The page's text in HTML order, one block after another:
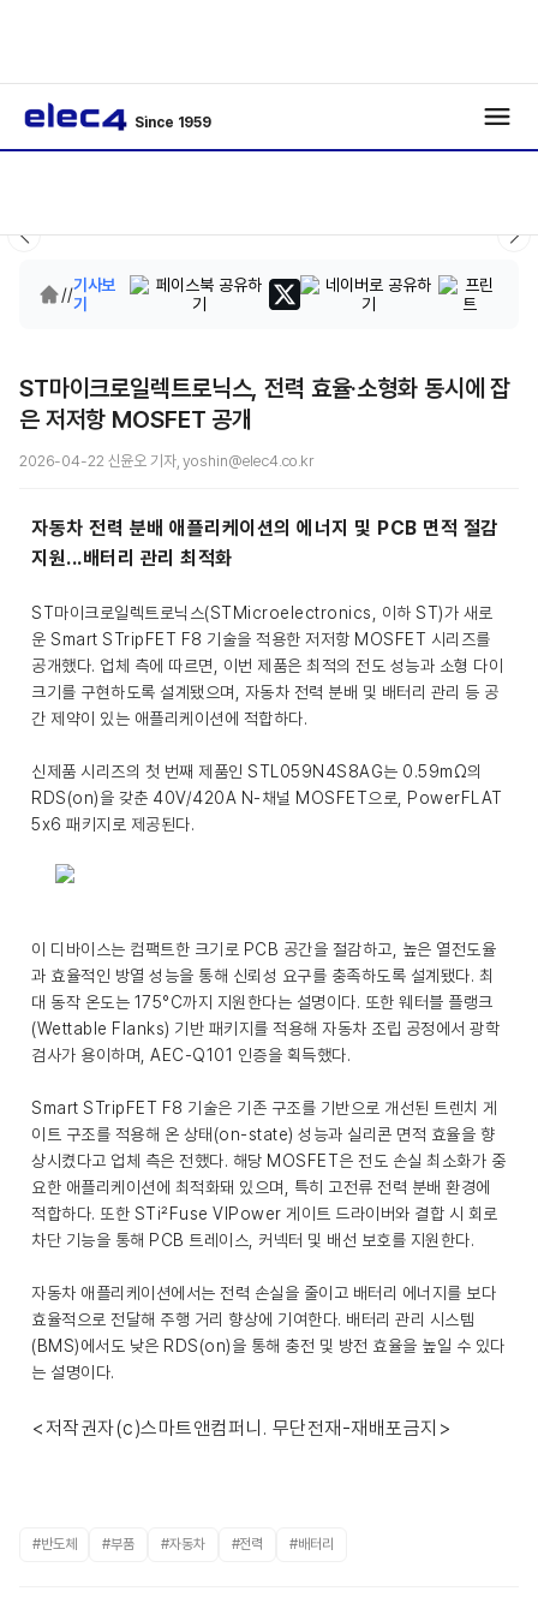
Since 1959
//기사보
기
ST마이크로일렉트로닉스, 전력 효율·소형화 동시에 잡
은 저저항 MOSFET 공개
2026-04-22 신윤오 기자, yoshin@elec4.co.kr
자동차 전력 분배 애플리케이션의 에너지 및 PCB 면적 절감
지원...배터리 관리 최적화
ST마이크로일렉트로닉스(STMicroelectronics, 이하 ST)가 새로
운 Smart STripFET F8 기술을 적용한 저저항 MOSFET 시리즈를
공개했다. 업체 측에 따르면, 이번 제품은 최적의 전도 성능과 소형 다이
크기를 구현하도록 설계됐으며, 자동차 전력 분배 및 배터리 관리 등 공
간 제약이 있는 애플리케이션에 적합하다.
신제품 시리즈의 첫 번째 제품인 STL059N4S8AG는 0.59mΩ의
RDS(on)을 갖춘 40V/420A N-채널 MOSFET으로, PowerFLAT
5x6 패키지로 제공된다.
이 디바이스는 컴팩트한 크기로 PCB 공간을 절감하고, 높은 열전도율
과 효율적인 방열 성능을 통해 신뢰성 요구를 충족하도록 설계됐다. 최
대 동작 온도는 175°C까지 지원한다는 설명이다. 또한 웨터블 플랭크
(Wettable Flanks) 기반 패키지를 적용해 자동차 조립 공정에서 광학
검사가 용이하며, AEC-Q101 인증을 획득했다.
Smart STripFET F8 기술은 기존 구조를 기반으로 개선된 트렌치 게
이트 구조를 적용해 온 상태(on-state) 성능과 실리콘 면적 효율을 향
상시켰다고 업체 측은 전했다. 해당 MOSFET은 전도 손실 최소화가 중
요한 애플리케이션에 최적화돼 있으며, 특히 고전류 전력 분배 환경에
적합하다. 또한 STi²Fuse VIPower 게이트 드라이버와 결합 시 회로
차단 기능을 통해 PCB 트레이스, 커넥터 및 배선 보호를 지원한다.
자동차 애플리케이션에서는 전력 손실을 줄이고 배터리 에너지를 보다
효율적으로 전달해 주행 거리 향상에 기여한다. 배터리 관리 시스템
(BMS)에서도 낮은 RDS(on)을 통해 충전 및 방전 효율을 높일 수 있다
는 설명이다.
<저작권자(c)스마트앤컴퍼니. 무단전재-재배포금지>
#반도체 #부품 #자동차 #전력 #배터리